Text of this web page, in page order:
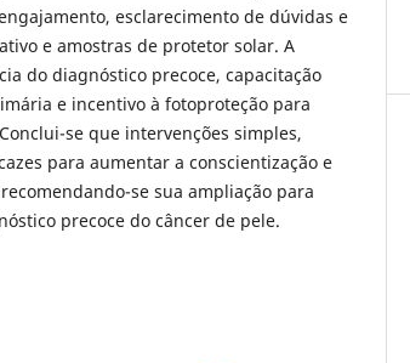
esclarecimento de dúvidas e
e amostras de protetor solar. A
do diagnóstico precoce, capacitação
e incentivo à fotoproteção para
se que intervenções simples,
para aumentar a conscientização e
se sua ampliação para
precoce do câncer de pele.